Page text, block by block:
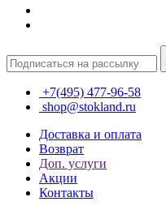
+7(495) 477-96-58
shop@stokland.ru
Доставка и оплата
Возврат
Доп. услуги
Акции
Контакты